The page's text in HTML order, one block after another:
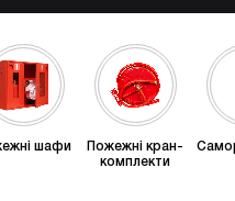
шафи
Пожежні кран-
комплекти